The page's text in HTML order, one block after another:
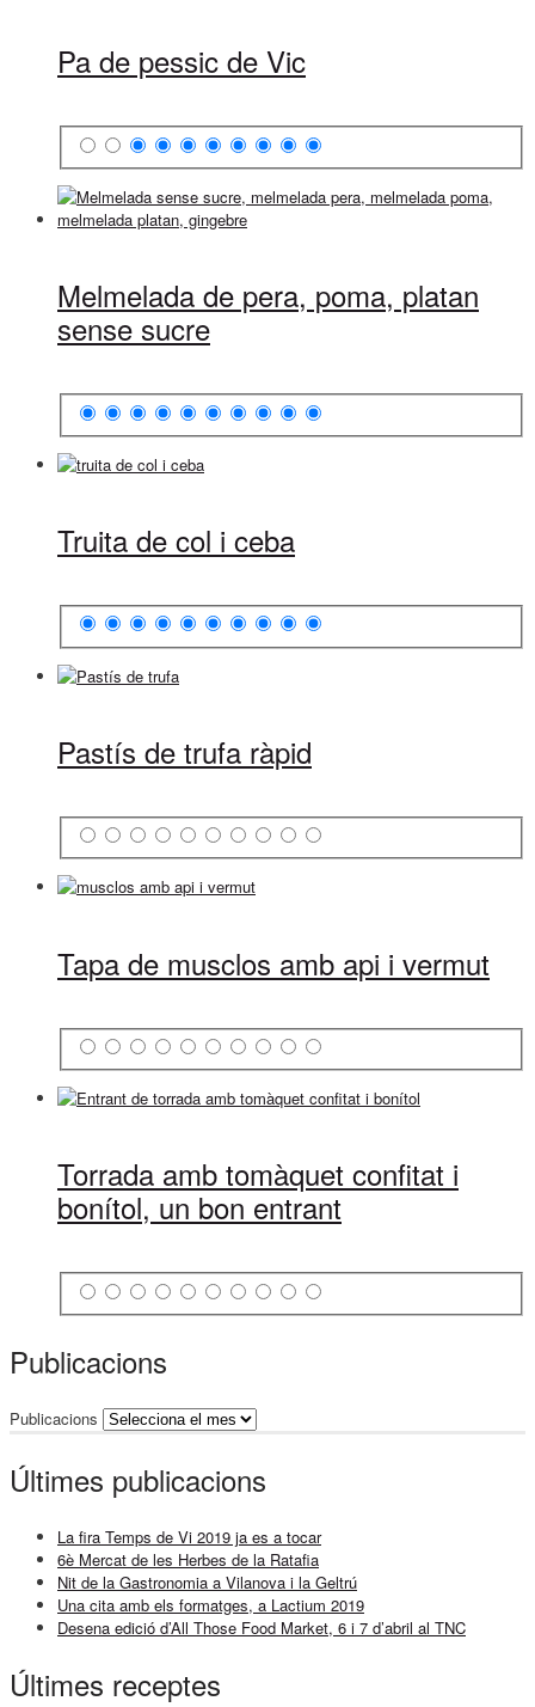
Pa de pessic de Vic
Melmelada de pera, poma, platan
sense sucre
Truita de col i ceba
Pastís de trufa ràpid
Tapa de musclos amb api i vermut
Torrada amb tomàquet confitat i
bonítol, un bon entrant
Publicacions
Publicacions
Últimes publicacions
La fira Temps de Vi 2019 ja es a tocar
6è Mercat de les Herbes de la Ratafia
Nit de la Gastronomia a Vilanova i la Geltrú
Una cita amb els formatges, a Lactium 2019
Desena edició d’All Those Food Market, 6 i 7 d’abril al TNC
Últimes receptes